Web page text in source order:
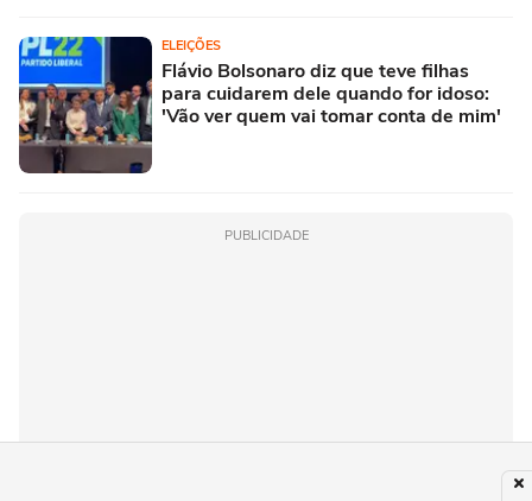
ELEIÇÕES
Flávio Bolsonaro diz que teve filhas
para cuidarem dele quando for idoso:
'Vão ver quem vai tomar conta de mim'
PUBLICIDADE